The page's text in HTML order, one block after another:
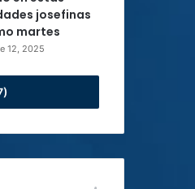
josefinas
martes
12, 2025